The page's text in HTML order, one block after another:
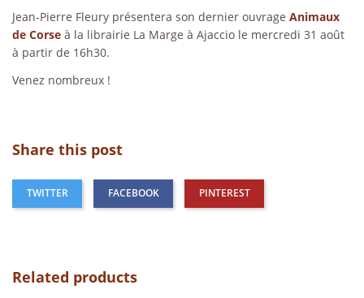
Jean-Pierre Fleury présentera son dernier ouvrage Animaux
de Corse à la librairie La Marge à Ajaccio le mercredi 31 août
à partir de 16h30.
Venez nombreux !
Share this post
TWITTER FACEBOOK PINTEREST
Related products